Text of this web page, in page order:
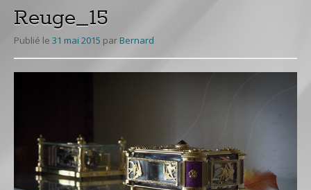
principal
Reuge_15
Publié le 31 mai 2015 par Bernard